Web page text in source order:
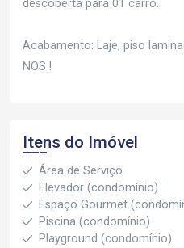
descoberta para 01 carro.
Acabamento: Laje, piso
NOS !
Itens do Imóvel
Área de Serviço
Elevador (condomínio)
Espaço Gourmet
Piscina (condomínio)
Playground (condomínio)